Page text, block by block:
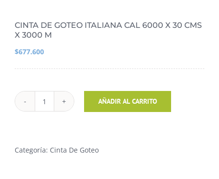
CINTA DE GOTEO ITALIANA CAL 6000 X 30 CMS
X 3000 M
$677.600
CINTA
DE
CAL
AÑADIR AL CARRITO
Categoría: Cinta De Goteo